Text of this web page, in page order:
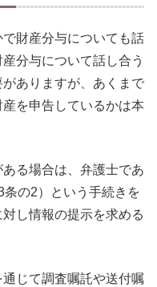
財産分与についても話
分与について話し合う
ありますが、あくまで
を申告しているかは本
る場合は、弁護士であ
の2）という手続きを
し情報の提示を求める
じて調査嘱託や送付嘱